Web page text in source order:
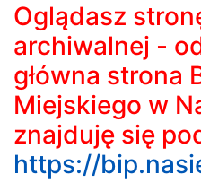
Oglądasz
archiwalnej -
główna strona
Miejskiego w
znajduję się
https://